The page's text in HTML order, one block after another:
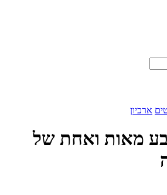
ארכיון
מאות ואחת של